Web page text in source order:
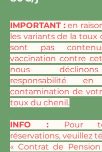
IMPORTANT : en
les variants de la toux
sont pas
vaccination contre
nous
responsabilité
contamination de
toux du chenil.
INFO : Pour
réservations, veuillez
« Contrat de